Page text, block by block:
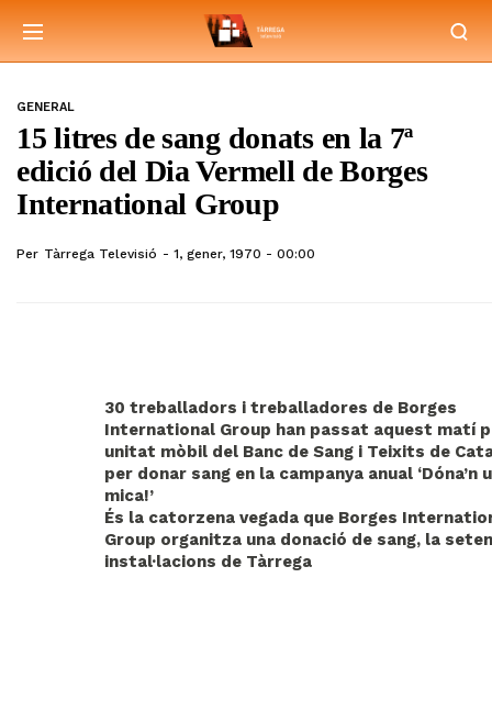
GENERAL
15 litres de sang donats en la 7ª
edició del Dia Vermell de Borges
International Group
Per Tàrrega Televisió 1, gener, 1970 - 00:00
30 treballadors i treballadores de Borges
International Group han passat aquest matí
unitat mòbil del Banc de Sang i Teixits de
per donar sang en la campanya anual ‘Dóna’n
mica!’
És la catorzena vegada que Borges
Group organitza una donació de sang, la
instal·lacions de Tàrrega